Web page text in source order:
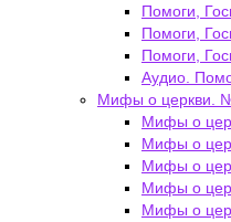
Помоги,
Помоги,
Помоги,
Аудио.
Мифы о церкви.
Мифы о
Мифы о
Мифы о
Мифы о
Мифы о